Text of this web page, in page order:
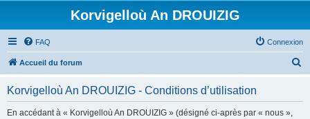
Korvigelloù An DROUIZIG
FAQ Connexion
Accueil du forum
Korvigelloù An DROUIZIG - Conditions d’utilisation
En accédant à « Korvigelloù An DROUIZIG » (désigné ci-après par « nous »,